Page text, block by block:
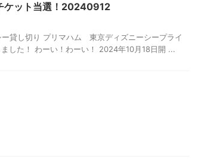
ケット当選！20240912
貸し切り プリマハム 東京ディズニーシープライ
した！ わーい！わーい！ 2024年10月18日開 ...